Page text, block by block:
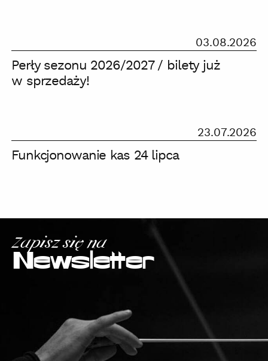
sezonu
2026/2027
/
sprzedaży!
03.08.2026
Perły sezonu 2026/2027 / bilety już
w sprzedaży!
24
23.07.2026
Funkcjonowanie kas 24 lipca
Zapisz się na
Newsletter